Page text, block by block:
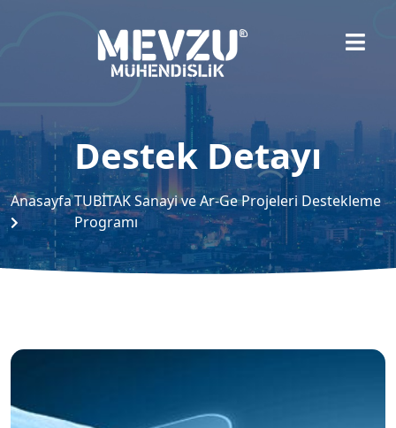
Destek Detayı
AnasayfaTUBİTAK Sanayi ve Ar-Ge Projeleri Destekleme
Programı